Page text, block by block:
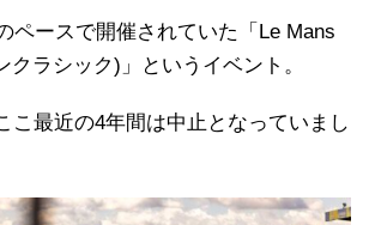
ペースで開催されていた「Le Mans
ラシック)」というイベント。
こ最近の4年間は中止となっていまし